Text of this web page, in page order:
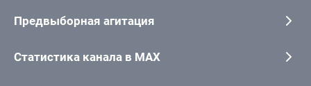
Предвыборная агитация
Статистика канала в MAX